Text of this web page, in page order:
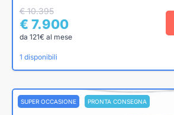
€ 10.395
€ 7.900
da 121€ al mese
1 disponibili
SUPER OCCASIONE PRONTA CONSEGNA